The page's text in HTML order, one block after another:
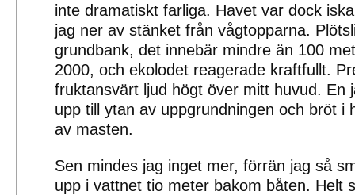
inte dramatiskt farliga. Havet var dock
jag ner av stänket från vågtopparna.
grundbank, det innebär mindre än 100
2000, och ekolodet reagerade kraftfullt.
fruktansvärt ljud högt över mitt huvud. En
upp till ytan av uppgrundningen och bröt i
av masten.
Sen mindes jag inget mer, förrän jag så
upp i vattnet tio meter bakom båten. Helt